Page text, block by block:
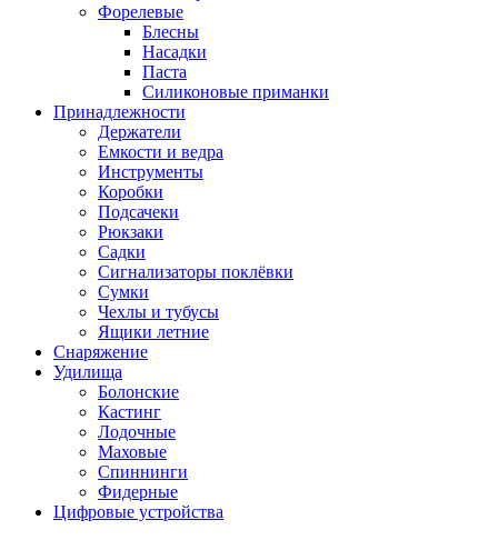
Форелевые
Блесны
Насадки
Паста
Силиконовые приманки
Принадлежности
Держатели
Емкости и ведра
Инструменты
Коробки
Подсачеки
Рюкзаки
Садки
Сигнализаторы поклёвки
Сумки
Чехлы и тубусы
Ящики летние
Снаряжение
Удилища
Болонские
Кастинг
Лодочные
Маховые
Спиннинги
Фидерные
Цифровые устройства